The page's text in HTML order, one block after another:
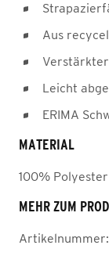
Aus
Leicht
ERIMA
MATERIAL
100%
MEHR ZUM
Artikelnummer: